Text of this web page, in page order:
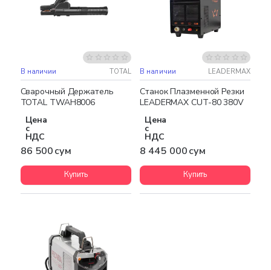
В наличии TOTAL
Сварочный Держатель
TOTAL TWAH8006
Цена
с
НДС
86 500 сум
Купить
Бесплатная доставка
В наличии LEADERMAX
Станок Плазменной Резки
LEADERMAX CUT-80 380V
Цена
с
НДС
8 445 000 сум
Купить